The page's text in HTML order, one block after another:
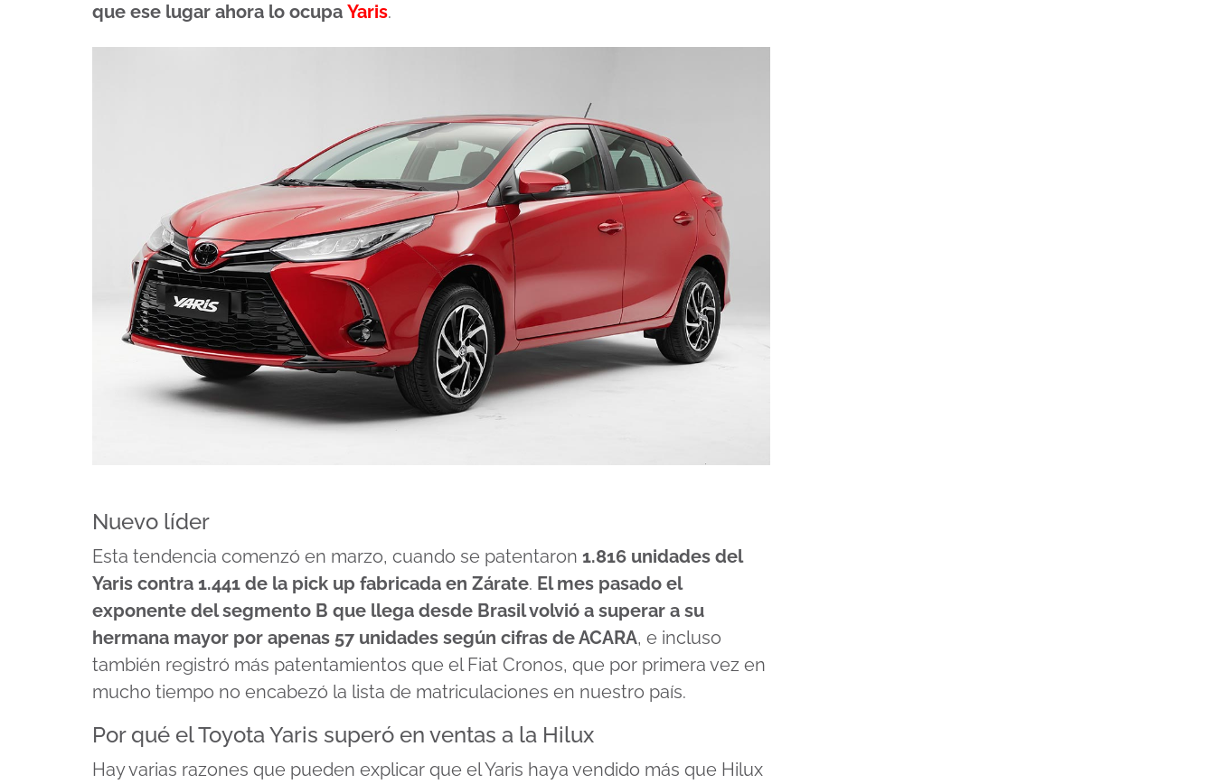
que ese lugar ahora lo ocupa Yaris.
Nuevo líder
Esta tendencia comenzó en marzo, cuando se patentaron 1.816 unidades del
Yaris contra 1.441 de la pick up fabricada en Zárate. El mes pasado el
exponente del segmento B que llega desde Brasil volvió a superar a su
hermana mayor por apenas 57 unidades según cifras de ACARA, e incluso
también registró más patentamientos que el Fiat Cronos, que por primera vez en
mucho tiempo no encabezó la lista de matriculaciones en nuestro país.
Por qué el Toyota Yaris superó en ventas a la Hilux
Hay varias razones que pueden explicar que el Yaris haya vendido más que Hilux